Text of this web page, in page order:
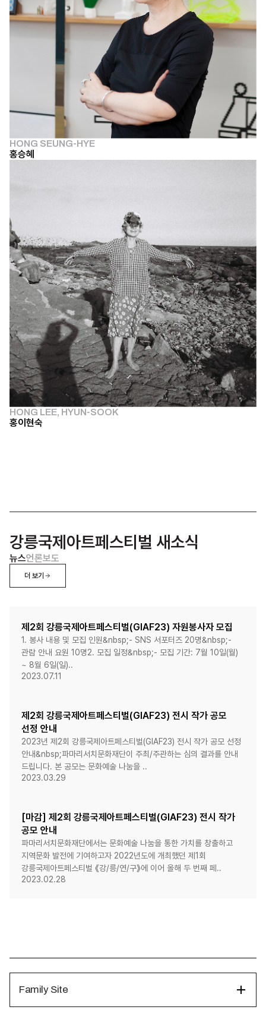
HONG SEUNG-HYE
홍승혜
HONG LEE, HYUN-SOOK
홍이현숙
강릉국제아트페스티벌 새소식
뉴스언론보도
더 보기
제2회 강릉국제아트페스티벌(GIAF23) 자원봉사자 모집
1. 봉사 내용 및 모집 인원&nbsp;- SNS 서포터즈 20명&nbsp;-
관람 안내 요원 10명2. 모집 일정&nbsp;- 모집 기간: 7월 10일(월)
~ 8월 6일(일)..
2023.07.11
제2회 강릉국제아트페스티벌(GIAF23) 전시 작가 공모
선정 안내
2023년 제2회 강릉국제아트페스티벌(GIAF23) 전시 작가 공모 선정
안내&nbsp;파마리서치문화재단이 주최/주관하는 심의 결과를 안내
드립니다. 본 공모는 문화예술 나눔을 ..
2023.03.29
[마감] 제2회 강릉국제아트페스티벌(GIAF23) 전시 작가
공모 안내
파마리서치문화재단에서는 문화예술 나눔을 통한 가치를 창출하고
지역문화 발전에 기여하고자 2022년도에 개최했던 제1회
강릉국제아트페스티벌 《강/릉/연/구》에 이어 올해 두 번째 페..
2023.02.28
Family Site